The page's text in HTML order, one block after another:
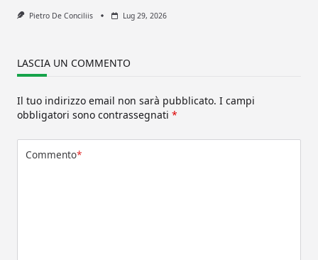
Pietro De Conciliis Lug 29, 2026
LASCIA UN COMMENTO
Il tuo indirizzo email non sarà pubblicato. I campi
obbligatori sono contrassegnati *
Commento*